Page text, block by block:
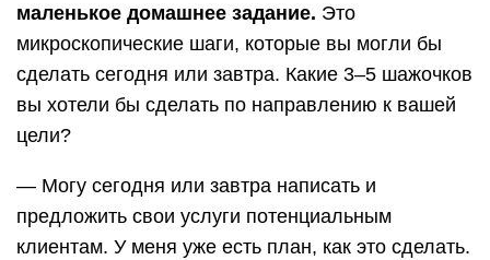
маленькое домашнее задание. Это
микроскопические шаги, которые вы могли бы
сделать сегодня или завтра. Какие 3–5 шажочков
вы хотели бы сделать по направлению к вашей
цели?
— Могу сегодня или завтра написать и
предложить свои услуги потенциальным
клиентам. У меня уже есть план, как это сделать.